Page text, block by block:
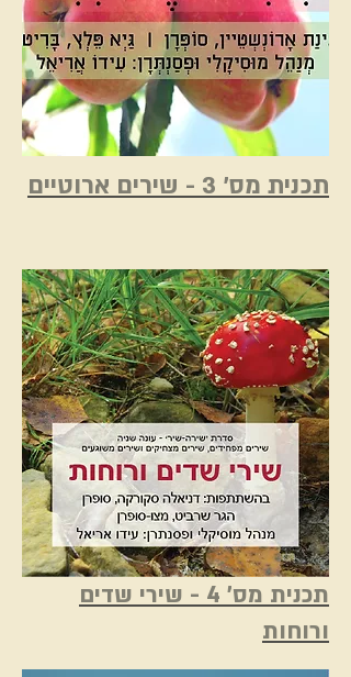
תכנית מס' 3 - שירים ארוטיים
תכנית מס' 4 - שירי שדים
ורוחות